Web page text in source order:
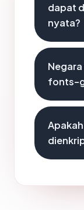
dapat
nyata?
fonts-